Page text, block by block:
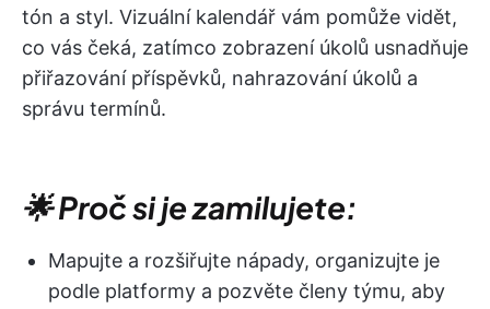
tón a styl. Vizuální kalendář vám pomůže vidět,
co vás čeká, zatímco zobrazení úkolů usnadňuje
přiřazování příspěvků, nahrazování úkolů a
správu termínů.
🌟 Proč si je zamilujete:
Mapujte a rozšiřujte nápady, organizujte je
podle platformy a pozvěte členy týmu, aby